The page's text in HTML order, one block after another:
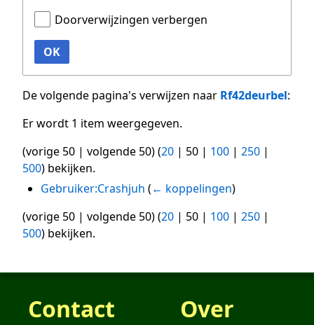
Doorverwijzingen verbergen
OK
De volgende pagina's verwijzen naar Rf42deurbel:
Er wordt 1 item weergegeven.
(vorige 50 | volgende 50) (20 | 50 | 100 | 250 |
500) bekijken.
Gebruiker:Crashjuh (← koppelingen)
(vorige 50 | volgende 50) (20 | 50 | 100 | 250 |
500) bekijken.
Contact Over